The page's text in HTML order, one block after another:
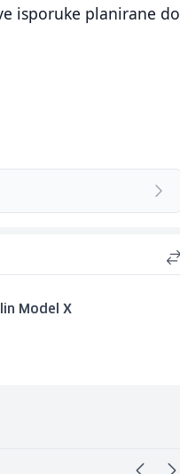
isporuke planirane do
Model X